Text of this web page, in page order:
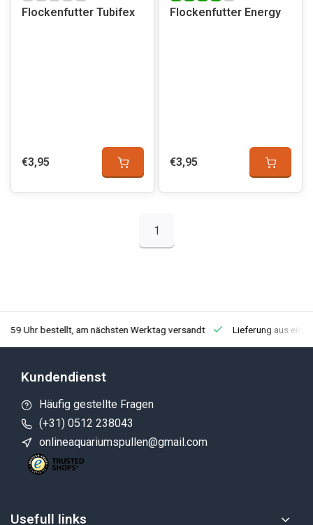
Flockenfutter Tubifex
€3,95
Flockenfutter Energy
€3,95
1
Uhr bestellt, am nächsten Werktag versandt Lieferung aus
Kundendienst
Häufig gestellte Fragen
(+31) 0512 238043
onlineaquariumspullen@gmail.com
Usefull links